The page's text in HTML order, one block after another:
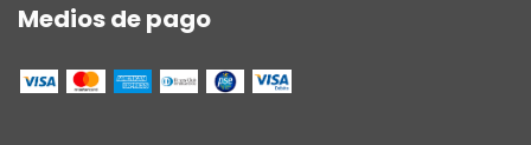
Medios de pago